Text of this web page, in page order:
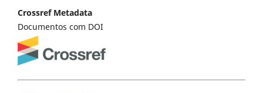
Crossref Metadata
Documentos com DOI